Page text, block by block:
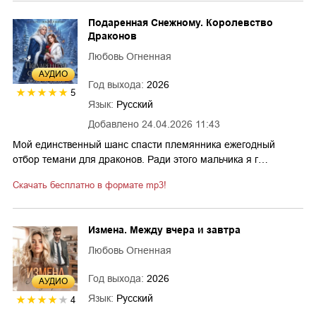
AУДИО
5
Добавлено 24.04.2026 11:43
Подаренная Снежному. Королевство
Драконов
Любовь Огненная
Год выхода: 2026
Язык: Русский
Мой единственный шанс спасти племянника ежегодный
отбор темани для драконов. Ради этого мальчика я г…
Скачать бесплатно в формате mp3!
AУДИО
4
Измена. Между вчера и завтра
Любовь Огненная
Год выхода: 2026
Язык: Русский